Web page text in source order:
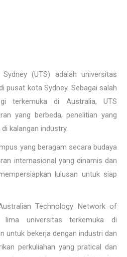
(UTS) adalah universitas
pusat kota Sydney. Sebagai salah
terkemuka di Australia, UTS
yang berbeda, penelitian yang
kalangan industry.
yang beragam secara budaya
internasional yang dinamis dan
lulusan untuk siap
Technology Network of
lima universitas terkemuka di
untuk bekerja dengan industri dan
perkuliahan yang pratical dan